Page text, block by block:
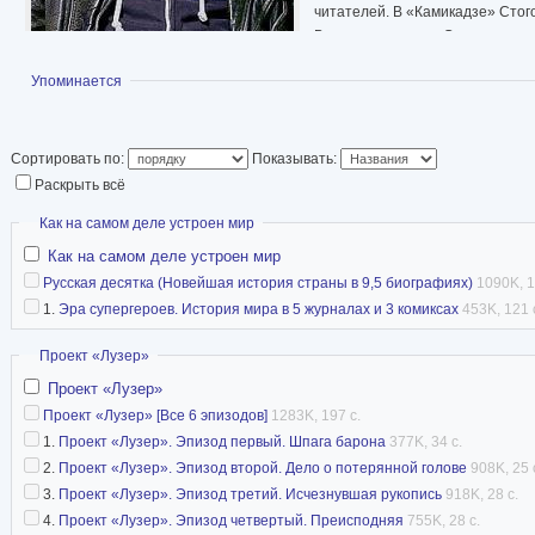
читателей. В «Камикадзе»
В следующем году Стогов
Тогда же к Стогову проявляет
его проект был назван «Лучшим развлекательным шоу СНГ»).
В 2006-м начинает выходить наиболее известный книжный проект Ильи
С 2007 по 2016 год работал ведущим на Радио Зенит (Санкт-Петербург). C
Источник Википедия
Показать
Упоминается
Сортировать по:
Показывать:
Раскрыть всё
Скрыть
Как на самом деле устроен мир
Как на самом деле устроен мир
Русская десятка (Новейшая история страны в 9,5 биографиях) 1090K,
1. Эра супергероев. История мира в 5 журналах и 3 комиксах 453K, 121
Скрыть
Проект «Лузер»
Проект «Лузер»
Проект «Лузер» [Все 6 эпизодов] 1283K, 197 с.
1. Проект «Лузер». Эпизод первый. Шпага барона 377K, 34 с.
2. Проект «Лузер». Эпизод второй. Дело о потерянной голове 908K, 25
3. Проект «Лузер». Эпизод третий. Исчезнувшая рукопись 918K, 28 с.
4. Проект «Лузер». Эпизод четвертый. Преисподняя 755K, 28 с.